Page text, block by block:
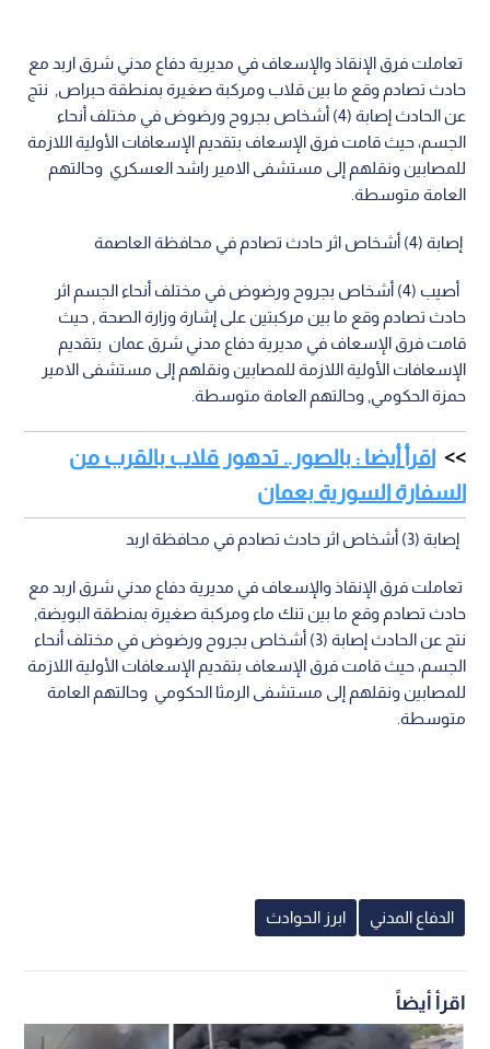
تعاملت فرق الإنقاذ والإسعاف في مديرية دفاع مدني شرق اربد مع
حادث تصادم وقع ما بين قلاب ومركبة صغيرة بمنطقة حبراص, نتج
عن الحادث إصابة (4) أشخاص بجروح ورضوض في مختلف أنحاء
الجسم، حيث قامت فرق الإسعاف بتقديم الإسعافات الأولية اللازمة
للمصابين ونقلهم إلى مستشفى الامير راشد العسكري وحالتهم
العامة متوسطة.
إصابة (4) أشخاص اثر حادث تصادم في محافظة العاصمة
أصيب (4) أشخاص بجروح ورضوض في مختلف أنحاء الجسم اثر
حادث تصادم وقع ما بين مركبتين على إشارة وزارة الصحة , حيث
قامت فرق الإسعاف في مديرية دفاع مدني شرق عمان بتقديم
الإسعافات الأولية اللازمة للمصابين ونقلهم إلى مستشفى الامير
حمزة الحكومي, وحالتهم العامة متوسطة.
اقرأ أيضا : بالصور.. تدهور قلاب بالقرب من
السفارة السورية بعمان
إصابة (3) أشخاص اثر حادث تصادم في محافظة اربد
تعاملت فرق الإنقاذ والإسعاف في مديرية دفاع مدني شرق اربد مع
حادث تصادم وقع ما بين تنك ماء ومركبة صغيرة بمنطقة البويضة,
نتج عن الحادث إصابة (3) أشخاص بجروح ورضوض في مختلف أنحاء
الجسم، حيث قامت فرق الإسعاف بتقديم الإسعافات الأولية اللازمة
للمصابين ونقلهم إلى مستشفى الرمثا الحكومي وحالتهم العامة
متوسطة.
الدفاع المدني ابرز الحوادث
اقرأ أيضاً